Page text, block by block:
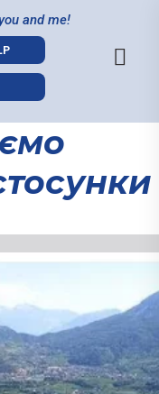
and me!
!